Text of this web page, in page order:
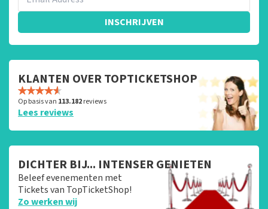
INSCHRIJVEN
KLANTEN OVER TOPTICKETSHOP
Op basis van 113.182reviews
Lees reviews
DICHTER BIJ... INTENSER GENIETEN
Beleef evenementen met
Tickets van TopTicketShop!
Zo werken wij